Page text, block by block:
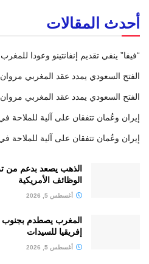
أحدث المقالات
“فيفا” ينفي تقديم إنفانتينو وعودا للمغرب
الفتح السعودي يمدد عقد المغربي
الفتح السعودي يمدد عقد المغربي
إيران وعُمان تتفقان على آلية للملاحة
إيران وعُمان تتفقان على آلية للملاحة
الذهب يصعد بدعم من
الوظائف الأمريكية
أغسطس 5, 2026
المغرب يصطدم بجنوب
إفريقيا للسيدات
أغسطس 5, 2026